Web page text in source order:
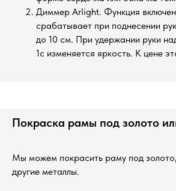
Диммер Arlight. Функция
срабатывает при поднесении
до 10 см. При удержании руки
1с изменяется яркость. К цене
Покраска рамы под золото
Мы можем покрасить раму под
другие металлы.